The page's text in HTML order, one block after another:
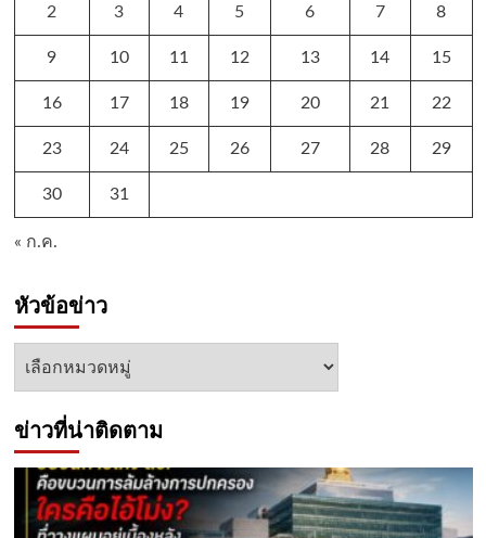
2 3 4 5 6 7 8
9 10 11 12 13 14 15
16 17 18 19 20 21 22
23 24 25 26 27 28 29
30 31
« ก.ค.
หัวข้อข่าว
หัวข้อ
ข่าวที่น่าติดตาม